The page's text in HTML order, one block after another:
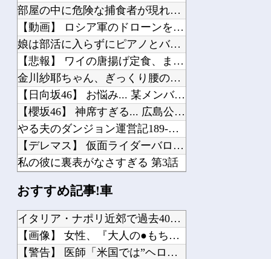
部屋の中に危険な捕食者が現れた。完全に狙われている！ → 襲ってくる瞬間はこちら...
【動画】 ロシア軍のドローンをネット発射装置で撃墜するウクライナ。
娘は部活に入らずにピアノとバレエを続けてる。ところが、塾で「今年の合唱コン伴奏は...
【悲報】 ワイの唐揚げ定食、まだ来ない
金川紗耶ちゃん、ぎっくり腰のお知らせ…【乃木坂46】
【日向坂46】 お悩み... 某メンバーにある新規ファンが誕生していた
【櫻坂46】 神席すぎる... 広島公演1日目、終演後の様子がこちら【全国ツアー...
やる夫のダンジョン運営記189-雑談所ネタ 第123話「なぜなにキャス狐さん・世...
【デレマス】 仮面ライダーバロンＰ第２話「蒼翼の乙女」
私の彼に裏表がなさすぎる 第3話
【画像】 週刊少年マガジン、限界突破
【にじさんじ】 間違いなく過去最高レベルの傾き
【VTuber】 NHK「ぶいあーる！」真夏のホラーSPに月ノ美兎・ましろ爻・市...
おすすめ記事!車
イタリア・ナポリ近郊で過去40年で最大規模の地震「M4.7」...
【画像】 女性、『大人の●もちゃ』を入れたままMRI検査を受...
【警告】 医師「米国では”ヘロインと同じくらいヤバい薬”が日...